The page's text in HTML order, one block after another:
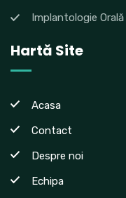
Implantologie
Hartă Site
Acasa
Contact
Despre noi
Echipa